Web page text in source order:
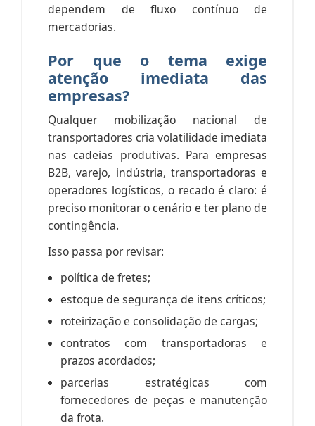
dependem de fluxo contínuo de
mercadorias.
Por que o tema exige
atenção imediata das
empresas?
Qualquer mobilização nacional de
transportadores cria volatilidade imediata
nas cadeias produtivas. Para empresas
B2B, varejo, indústria, transportadoras e
operadores logísticos, o recado é claro: é
preciso monitorar o cenário e ter plano de
contingência.
Isso passa por revisar:
política de fretes;
estoque de segurança de itens críticos;
roteirização e consolidação de cargas;
contratos com transportadoras e
prazos acordados;
parcerias estratégicas com
fornecedores de peças e manutenção
da frota.